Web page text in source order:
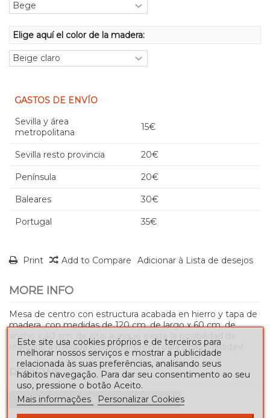
Elige aquí el color de la madera:
GASTOS DE ENVÍO
Sevilla y área
metropolitana
15€
Sevilla resto provincia 20€
Península 20€
Baleares 30€
Portugal 35€
Print Add to Compare Adicionar à Lista de desejos
MORE INFO
Mesa de centro con estructura acabada en hierro y tapa de
madera, con medidas de 120 cm. de largo x 60 cm. de
ancho x 40 cm. de alto, aunque existe la posibilidad de
realizarlo a medida (consultar precio para otras medidas).
REVIEWS
Seja o primeiro a fazer uma avaliação!
Este site usa cookies próprios e de terceiros para
melhorar nossos serviços e mostrar a publicidade
relacionada às suas preferências, analisando seus
hábitos navegação. Para dar seu consentimento ao seu
uso, pressione o botão Aceito.
Mais informações
Personalizar Cookies